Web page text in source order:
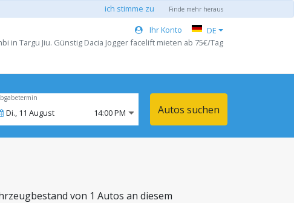
ich stimme zu Finde mehr heraus
Ihr Konto
DE
in Targu Jiu. Günstig Dacia Jogger facelift mieten ab 75€/Tag
Di., 11 August 14:00 PM Autos suchen
von 1 Autos an diesem